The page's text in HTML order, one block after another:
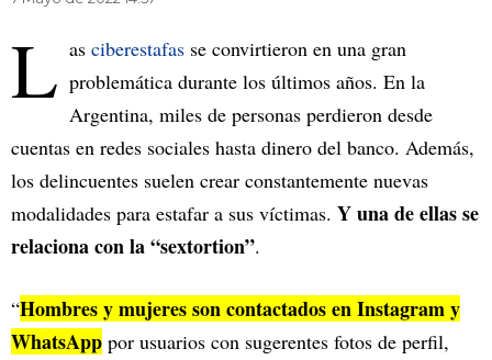
L as ciberestafas se convirtieron en una gran
problemática durante los últimos años. En la
Argentina, miles de personas perdieron desde
cuentas en redes sociales hasta dinero del banco. Además,
los delincuentes suelen crear constantemente nuevas
modalidades para estafar a sus víctimas. Y una de ellas se
relaciona con la “sextortion”.
“Hombres y mujeres son contactados en Instagram y
WhatsApp por usuarios con sugerentes fotos de perfil,